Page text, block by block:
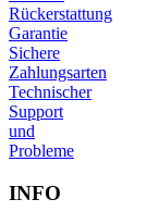
Rückerstattung
Garantie
Sichere
Zahlungsarten
Technischer
Support
und
Probleme
INFO